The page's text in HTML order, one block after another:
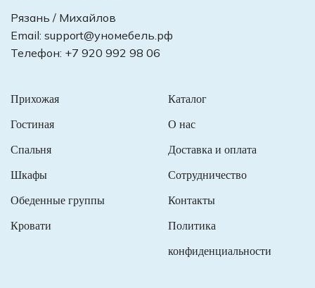
Рязань / Михайлов
Email: support@уномебель.рф
Телефон: +7 920 992 98 06
Прихожая
Гостиная
Спальня
Шкафы
Обеденные группы
Кровати
Каталог
О нас
Доставка и оплата
Сотрудничество
Контакты
Политика
конфиденциальности